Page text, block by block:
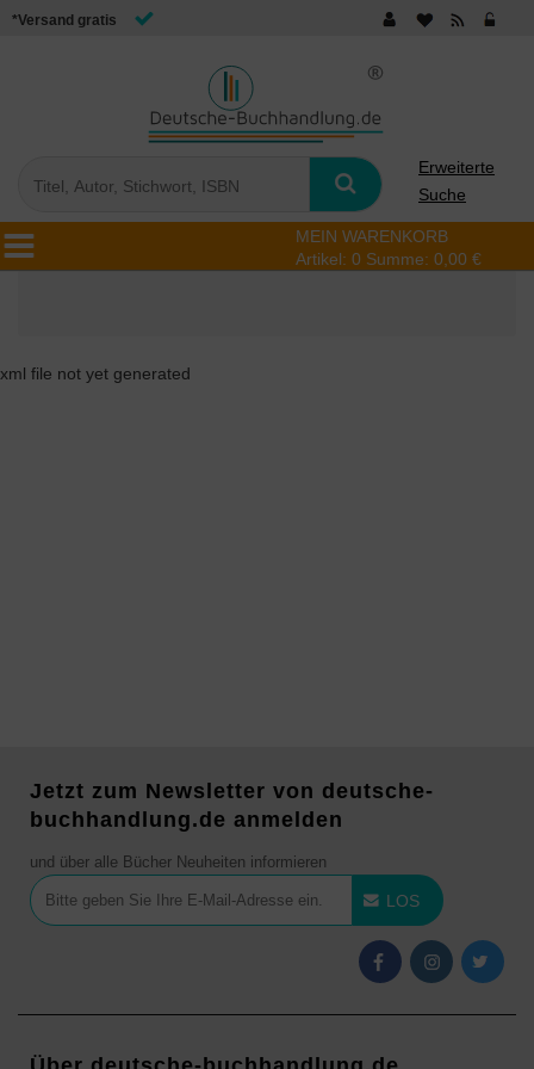
*Versand gratis
Erweiterte
Suche
MEIN WARENKORB
Artikel: 0 Summe: 0,00 €
xml file not yet generated
Jetzt zum Newsletter von deutsche-
buchhandlung.de anmelden
und über alle Bücher Neuheiten informieren
LOS